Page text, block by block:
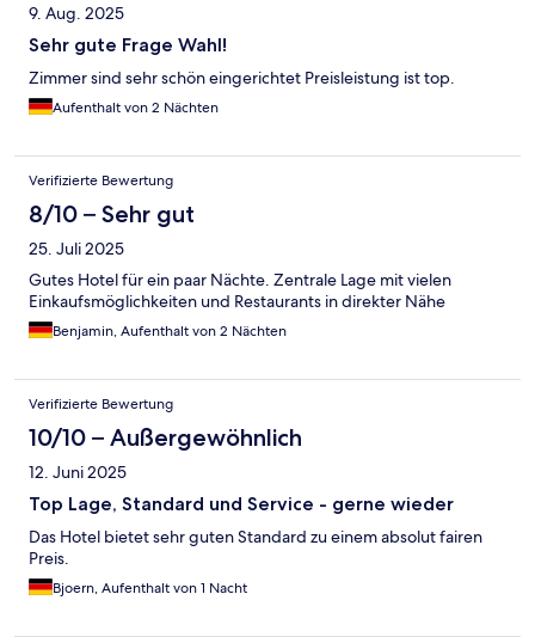
9. Aug. 2025
Sehr gute Frage Wahl!
Zimmer sind sehr schön eingerichtet Preisleistung ist top.
Aufenthalt von 2 Nächten
Verifizierte Bewertung
8/10 – Sehr gut
25. Juli 2025
Gutes Hotel für ein paar Nächte. Zentrale Lage mit vielen
Einkaufsmöglichkeiten und Restaurants in direkter Nähe
Benjamin, Aufenthalt von 2 Nächten
Verifizierte Bewertung
10/10 – Außergewöhnlich
12. Juni 2025
Top Lage, Standard und Service - gerne wieder
Das Hotel bietet sehr guten Standard zu einem absolut fairen
Preis.
Bjoern, Aufenthalt von 1 Nacht